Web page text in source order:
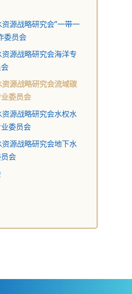
资源战略研究会“一带一
委员会
资源战略研究会海洋专
资源战略研究会流域碳
委员会
资源战略研究会水权水
委员会
资源战略研究会地下水
会